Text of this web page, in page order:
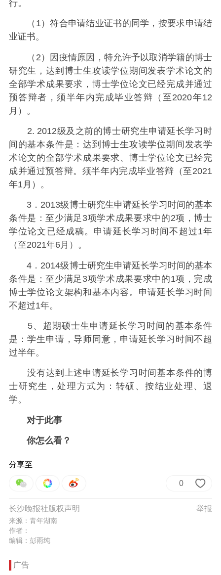
行。
（1）符合申请结业证书的同学，按要求申请结
业证书。
（2）因疫情原因，特允许予以取消学籍的博士
研究生，达到博士生攻读学位期间发表学术论文的
全部学术成果要求，博士学位论文已经完成并通过
预答辩者，须半年内完成毕业答辩（至2020年12
月）。
2. 2012级及之前的博士研究生申请延长学习时
间的基本条件是：达到博士生攻读学位期间发表学
术论文的全部学术成果要求、博士学位论文已经完
成并通过预答辩。须半年内完成毕业答辩（至2021
年1月）。
3．2013级博士研究生申请延长学习时间的基本
条件是：至少满足3项学术成果要求中的2项，博士
学位论文已经成稿。申请延长学习时间不超过1年
（至2021年6月）。
4．2014级博士研究生申请延长学习时间的基本
条件是：至少满足3项学术成果要求中的1项，完成
博士学位论文架构和基本内容。申请延长学习时间
不超过1年。
5、超期硕士生申请延长学习时间的基本条件
是：学生申请，导师同意，申请延长学习时间不超
过半年。
没有达到上述申请延长学习时间基本条件的博
士研究生，处理方式为：转硕、按结业处理、退
学。
对于此事
你怎么看？
分享至
0
举报
长沙晚报社版权声明
来源：青年湖南
作者：
编辑：彭雨纯
广告